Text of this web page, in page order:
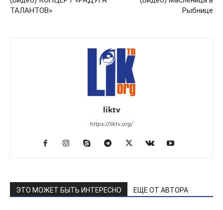
ТАЛАНТОВ»
Рыбнице
liktv
https://liktv.org/
ЭТО МОЖЕТ БЫТЬ ИНТЕРЕСНО ЕЩЕ ОТ АВТОРА